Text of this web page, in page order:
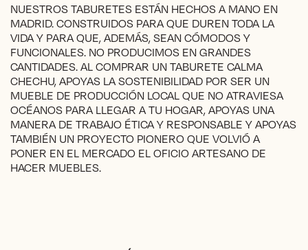
NUESTROS TABURETES ESTÁN HECHOS A MANO EN
MADRID. CONSTRUIDOS PARA QUE DUREN TODA LA
VIDA Y PARA QUE, ADEMÁS, SEAN CÓMODOS Y
FUNCIONALES. NO PRODUCIMOS EN GRANDES
CANTIDADES. AL COMPRAR UN TABURETE CALMA
CHECHU, APOYAS LA SOSTENIBILIDAD POR SER UN
MUEBLE DE PRODUCCIÓN LOCAL QUE NO ATRAVIESA
OCÉANOS PARA LLEGAR A TU HOGAR, APOYAS UNA
MANERA DE TRABAJO ÉTICA Y RESPONSABLE Y APOYAS
TAMBIÉN UN PROYECTO PIONERO QUE VOLVIÓ A
PONER EN EL MERCADO EL OFICIO ARTESANO DE
HACER MUEBLES.